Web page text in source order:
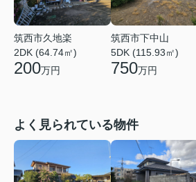
筑西市久地楽
2DK (64.74㎡)
200万円
筑西市下中山
5DK (115.93㎡)
750万円
よく見られている物件